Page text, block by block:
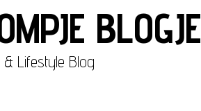
BLOGJE
Lifestyle Blog